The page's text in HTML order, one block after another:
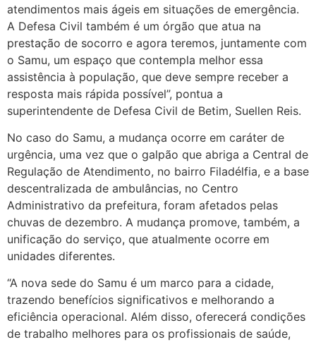
atendimentos mais ágeis em situações de emergência.
A Defesa Civil também é um órgão que atua na
prestação de socorro e agora teremos, juntamente com
o Samu, um espaço que contempla melhor essa
assistência à população, que deve sempre receber a
resposta mais rápida possível”, pontua a
superintendente de Defesa Civil de Betim, Suellen Reis.
No caso do Samu, a mudança ocorre em caráter de
urgência, uma vez que o galpão que abriga a Central de
Regulação de Atendimento, no bairro Filadélfia, e a base
descentralizada de ambulâncias, no Centro
Administrativo da prefeitura, foram afetados pelas
chuvas de dezembro. A mudança promove, também, a
unificação do serviço, que atualmente ocorre em
unidades diferentes.
“A nova sede do Samu é um marco para a cidade,
trazendo benefícios significativos e melhorando a
eficiência operacional. Além disso, oferecerá condições
de trabalho melhores para os profissionais de saúde,